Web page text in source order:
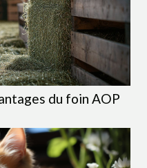
du foin AOP